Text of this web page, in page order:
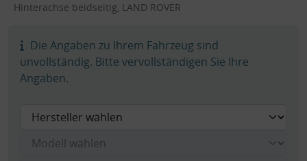
Hinterachse beidseitig, LAND ROVER
Die Angaben zu Ihrem Fahrzeug sind
unvollständig. Bitte vervollständigen Sie Ihre
Angaben.